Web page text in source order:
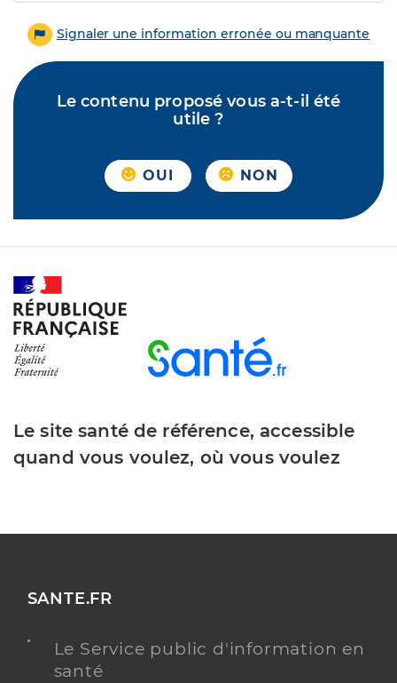
Signaler une information erronée ou manquante
Le contenu proposé vous a-t-il été
utile ?
OUI NON
Le site santé de référence, accessible
quand vous voulez, où vous voulez
SANTE.FR
Le Service public d'information en
santé